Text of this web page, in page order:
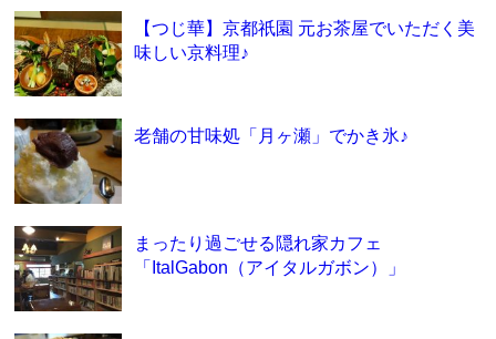
【つじ華】京都祇園 元お茶屋でいただく美
味しい京料理♪
老舗の甘味処「月ヶ瀬」でかき氷♪
まったり過ごせる隠れ家カフェ
「ItalGabon（アイタルガボン）」